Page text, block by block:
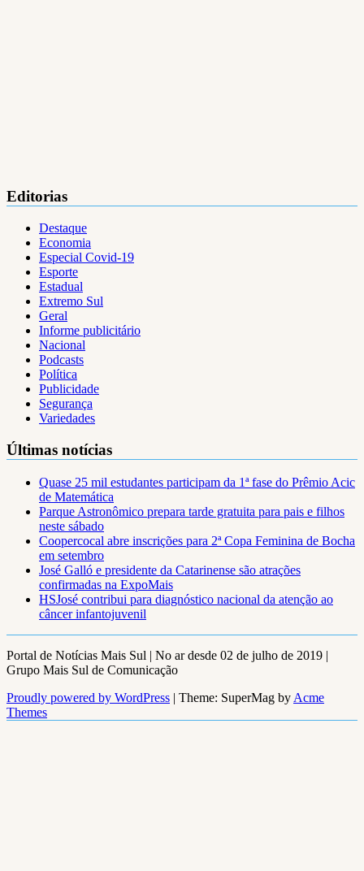
Editorias
Destaque
Economia
Especial Covid-19
Esporte
Estadual
Extremo Sul
Geral
Informe publicitário
Nacional
Podcasts
Política
Publicidade
Segurança
Variedades
Últimas notícias
Quase 25 mil estudantes participam da 1ª fase do Prêmio Acic
de Matemática
Parque Astronômico prepara tarde gratuita para pais e filhos
neste sábado
Coopercocal abre inscrições para 2ª Copa Feminina de Bocha
em setembro
José Galló e presidente da Catarinense são atrações
confirmadas na ExpoMais
HSJosé contribui para diagnóstico nacional da atenção ao
câncer infantojuvenil
Portal de Notícias Mais Sul | No ar desde 02 de julho de 2019 |
Grupo Mais Sul de Comunicação
Proudly powered by WordPress | Theme: SuperMag by Acme
Themes